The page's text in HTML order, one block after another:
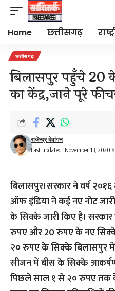
Home छत्तीसगढ़
छत्तीसगढ़
बिलासपुर पहुँचे
का केंद्र,जाने पूरे
Last updated: November 13, 2020
राजेन्द्र देवांगन
बिलासपुर।सरकार ने वर्ष
ऑफ इंडिया ने कई नए नोट
के सिक्के जारी किए है।
रुपए और 20 रुपए के नए
२० रुपए के सिक्के बिलासपुर
सीजन में बीस के सिक्के
पिछले साल १ से २० रुपए तक